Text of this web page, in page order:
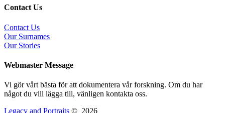
Contact Us
Contact Us
Our Surnames
Our Stories
Webmaster Message
Vi gör vårt bästa för att dokumentera vår forskning. Om du har
något du vill lägga till, vänligen kontakta oss.
Legacy and Portraits © 2026